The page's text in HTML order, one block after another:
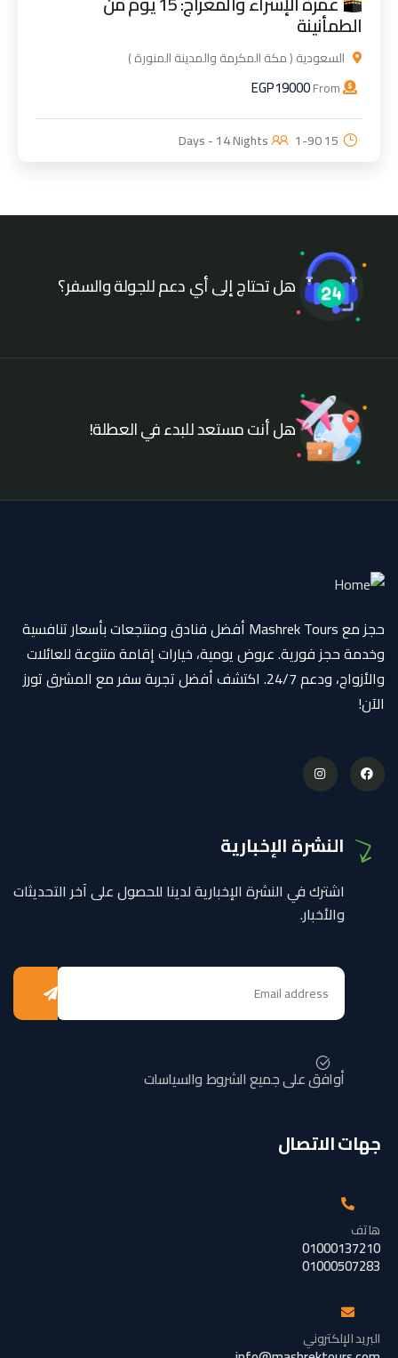
الطمأنينة
السعودية ( مكة المكرمة والمدينة المنورة )
EGP19000
15 Days - 14 Nights
1-90
هل تحتاج إلى أي دعم للجولة والسفر؟
هل أنت مستعد للبدء في العطلة!
حجز مع Mashrek Tours أفضل فنادق ومنتجعات بأسعار تنافسية
وخدمة حجز فورية. عروض يومية، خيارات إقامة متنوعة للعائلات
والأزواج، ودعم 24/7. اكتشف أفضل تجربة سفر مع المشرق تورز
الآن!
النشرة الإخبارية
اشترك في النشرة الإخبارية لدينا للحصول على آخر التحديثات
والأخبار.
أوافق على جميع الشروط والسياسات
جهات الاتصال
هاتف
01000137210
01000507283
البريد الإلكتروني